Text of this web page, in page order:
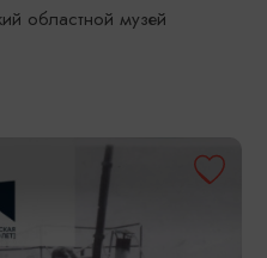
областной музей